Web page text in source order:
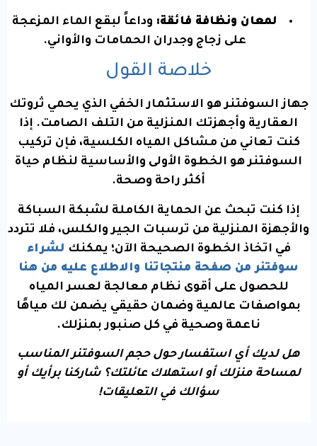
لمعان ونظافة فائقة: وداعاً لبقع الماء المزعجة
على زجاج وجدران الحمامات والأواني.
خلاصة القول
جهاز السوفتنر هو الاستثمار الخفي الذي يحمي ثروتك
العقارية وأجهزتك المنزلية من التلف الصامت. إذا
كنت تعاني من مشاكل المياه الكلسية، فإن تركيب
السوفتنر هو الخطوة الأولى والأساسية لنظام حياة
أكثر راحة وصحة.
إذا كنت تبحث عن الحماية الكاملة لشبكة السباكة
والأجهزة المنزلية من ترسبات الجير والكلس، فلا تتردد
في اتخاذ الخطوة الصحيحة الآن؛ يمكنك لشراء
سوفتنر من صفحة منتجاتنا والاطلاع عليه من هنا
للحصول على أقوى نظام معالجة لعسر المياه
بمواصفات عالمية وضمان حقيقي يضمن لك مياهًا
ناعمة وصحية في كل صنبور بمنزلك.
هل لديك أي استفسار حول حجم السوفتنر المناسب
لمساحة منزلك أو استهلاك عائلتك؟ شاركنا برأيك أو
سؤالك في التعليقات!